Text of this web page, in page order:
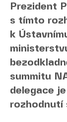
Prezident
s tímto
k
summitu
delegace
rozhodnutí